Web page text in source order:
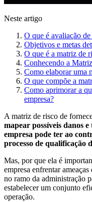
Neste artigo
O que é avaliação
Objetivos e metas
O que é a matriz de
Conhecendo a
Como elaborar uma
O que compõe a
Como aprimorar a
empresa?
A matriz de risco de
mapear possíveis danos
empresa pode ter ao
processo de qualificação
Mas, por que ela é
empresa enfrentar
no ramo da administração
estabelecer um conjunto
operação.